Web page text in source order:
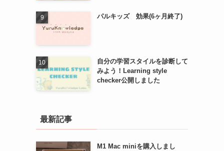
パルキッズ 効果(6ヶ月終了)
自分の学習スタイルを診断して
みよう！Learning style
checker公開しました
最新記事
M1 Mac miniを購入しまし